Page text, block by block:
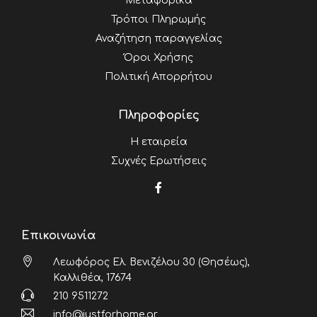
Τρόποι Πληρωμής
Αναζήτηση παραγγελίας
Όροι Χρήσης
Πολιτική Απορρήτου
Πληροφορίες
Η εταιρεία
Συχνές Ερωτήσεις
Επικοινωνία
Λεωφόρος Ελ. Βενιζέλου 30 (Θησέως),
Καλλιθέα, 17674
210 9511272
info@justforhome.gr